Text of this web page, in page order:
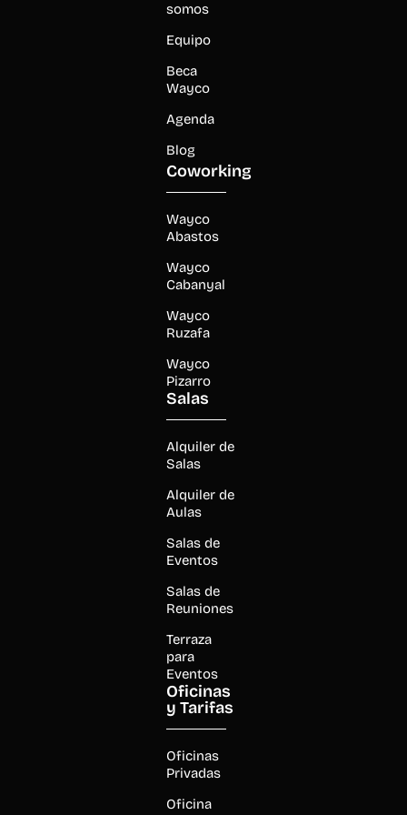
somos
Equipo
Beca
Wayco
Agenda
Blog
Coworking
Wayco
Abastos
Wayco
Cabanyal
Wayco
Ruzafa
Wayco
Pizarro
Salas
Alquiler de
Salas
Alquiler de
Aulas
Salas de
Eventos
Salas de
Reuniones
Terraza
para
Eventos
Oficinas
y Tarifas
Oficinas
Privadas
Oficina